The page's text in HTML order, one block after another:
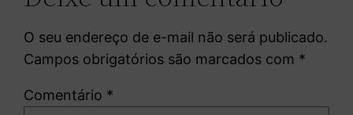
O seu endereço de e-mail não será publicado.
Campos obrigatórios são marcados com *
Comentário *